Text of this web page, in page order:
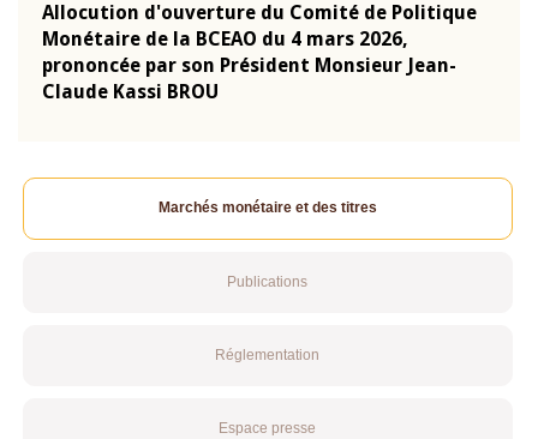
Allocution d'ouverture du Comité de Politique
Monétaire de la BCEAO du 4 mars 2026,
prononcée par son Président Monsieur Jean-
Claude Kassi BROU
Marchés monétaire et des titres
Publications
Réglementation
Espace presse